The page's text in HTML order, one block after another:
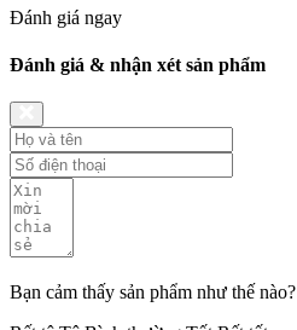
Đánh giá ngay
Đánh giá & nhận xét sản phẩm
Bạn cảm thấy sản phẩm như thế nào?